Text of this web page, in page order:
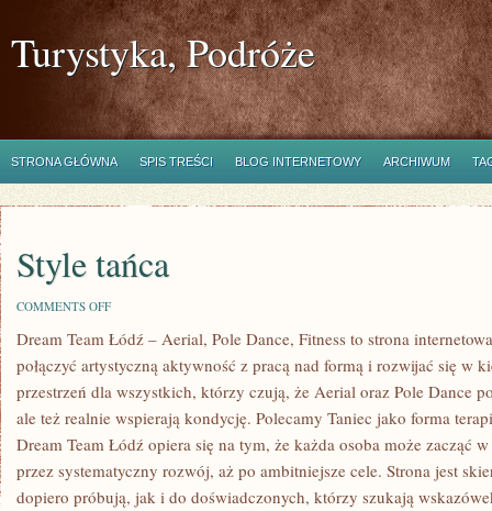
Turystyka, Podróże
STRONA GŁÓWNA SPIS TREŚCI BLOG INTERNETOWY ARCHIWUM
Style tańca
COMMENTS OFFON
TAŃCA
Dream Team Łódź – Aerial, Pole Dance, Fitness to strona
połączyć artystyczną aktywność z pracą nad formą i rozwijać się w
przestrzeń dla wszystkich, którzy czują, że Aerial oraz Pole Dance
ale też realnie wspierają kondycję. Polecamy Taniec jako forma
Dream Team Łódź opiera się na tym, że każda osoba może zacząć
przez systematyczny rozwój, aż po ambitniejsze cele. Strona jest
dopiero próbują, jak i do doświadczonych, którzy szukają